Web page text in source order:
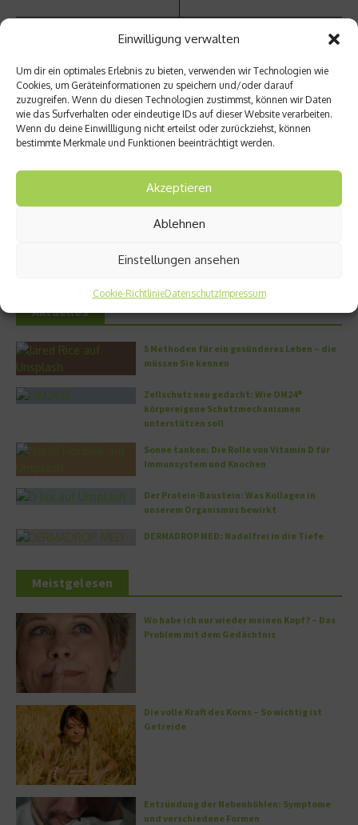
Einwilligung verwalten
Um dir ein optimales Erlebnis zu bieten, verwenden wir Technologien wie
Cookies, um Geräteinformationen zu speichern und/oder darauf
zuzugreifen. Wenn du diesen Technologien zustimmst, können wir Daten
wie das Surfverhalten oder eindeutige IDs auf dieser Website verarbeiten.
Wenn du deine Einwillligung nicht erteilst oder zurückziehst, können
bestimmte Merkmale und Funktionen beeinträchtigt werden.
Akzeptieren
Ablehnen
Einstellungen ansehen
Cookie-RichtlinieDatenschutzImpressum
Ähnliche Beiträge
Trotz Erkältung in die Arbeit?
Aktuelles
5 Methoden für ein gesünderes Leben – die
müssen Sie kennen
Zellschutz neu gedacht: Wie OM24®
körpereigene Schutzmechanismen
unterstützen soll
Sonne tanken: Die Rolle von Vitamin D für
Immunsystem und Knochen
Der Protein-Baustein: Was Kollagen in
unserem Organismus bewirkt
DERMADROP MED: Nadelfrei in die Tiefe
Meistgelesen
Wo habe ich nur wieder meinen Kopf? – Das
Problem mit dem Gedächtnis
Die volle Kraft des Korns – So wichtig ist
Getreide
Entzündung der Nebenhöhlen: Symptome
und verschiedene Formen